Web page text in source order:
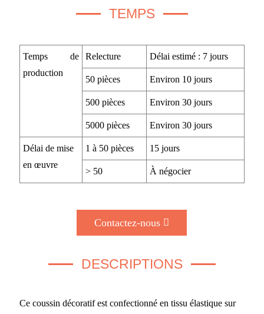
TEMPS
Temps de
production
Relecture Délai estimé : 7 jours
50 pièces Environ 10 jours
500 pièces Environ 30 jours
5000 pièces Environ 30 jours
Délai de mise
en œuvre
1 à 50 pièces 15 jours
> 50 À négocier
Contactez-nous
DESCRIPTIONS
Ce coussin décoratif est confectionné en tissu élastique sur